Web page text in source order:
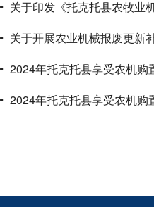
关于印发《托克托县农牧业
关于开展农业机械报废更新
2024年托克托县享受农机
2024年托克托县享受农机